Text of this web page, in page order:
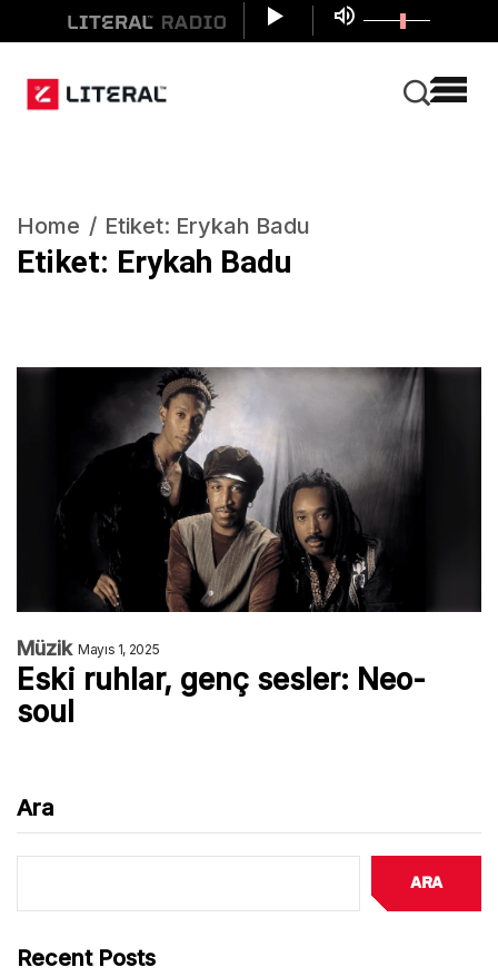
Home Etiket: Erykah Badu
Etiket: Erykah Badu
Müzik Mayıs 1, 2025
Eski ruhlar, genç sesler: Neo-
soul
Ara
Ara
Recent Posts